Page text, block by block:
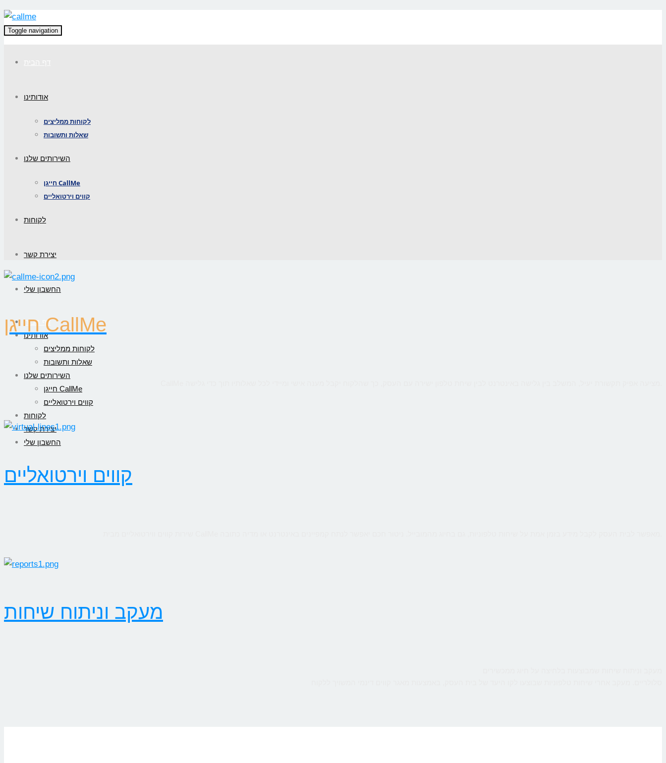
Toggle navigation
אודותינו
לקוחות ממליצים
שאלות ותשובות
השירותים שלנו
חייגן CallMe
קווים וירטואליים
לקוחות
יצירת קשר
החשבון שלי
דף הבית
אודותינו
לקוחות ממליצים
שאלות ותשובות
השירותים שלנו
חייגן CallMe
קווים וירטואליים
לקוחות
יצירת קשר
החשבון שלי
חייגן CallMe
קווים וירטואליים
מעקב וניתוח שיחות